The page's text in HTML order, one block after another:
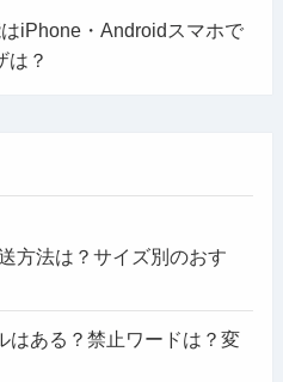
iPhone・Androidスマホで
は？
方法は？サイズ別のおす
はある？禁止ワードは？変